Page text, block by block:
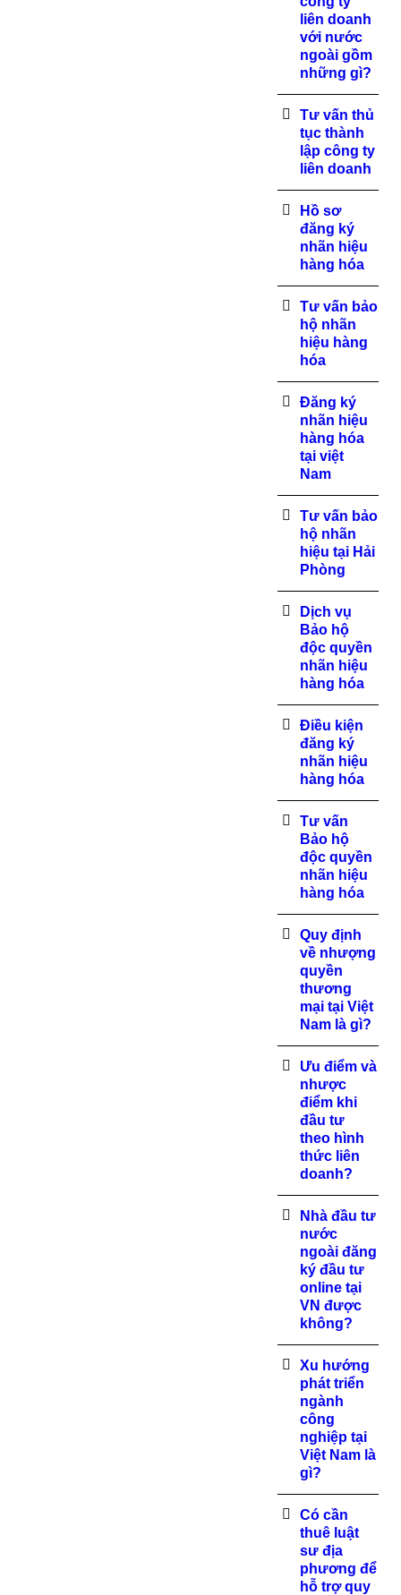
liên doanh
với nước
ngoài gồm
những gì?
Tư vấn thủ
tục thành
lập công ty
liên doanh
Hồ sơ
đăng ký
nhãn hiệu
hàng hóa
Tư vấn bảo
hộ nhãn
hiệu hàng
hóa
Đăng ký
nhãn hiệu
hàng hóa
tại việt
Nam
Tư vấn bảo
hộ nhãn
hiệu tại Hải
Phòng
Dịch vụ
Bảo hộ
độc quyền
nhãn hiệu
hàng hóa
Điều kiện
đăng ký
nhãn hiệu
hàng hóa
Tư vấn
Bảo hộ
độc quyền
nhãn hiệu
hàng hóa
Quy định
về nhượng
quyền
thương
mại tại Việt
Nam là gì?
Ưu điểm và
nhược
điểm khi
đầu tư
theo hình
thức liên
doanh?
Nhà đầu tư
nước
ngoài đăng
ký đầu tư
online tại
VN được
không?
Xu hướng
phát triển
ngành
công
nghiệp tại
Việt Nam là
gì?
Có cần
thuê luật
sư địa
phương để
hỗ trợ quy